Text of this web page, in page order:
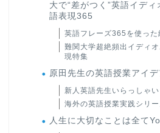
大で“差がつく”英語イデ
語表現365
英語フレーズ365を使っ
難関大学超絶頻出イディ
現特集
原田先生の英語授業アイ
新人英語先生いらっしゃい
海外の英語授業実践シリ
人生に大切なことは全て